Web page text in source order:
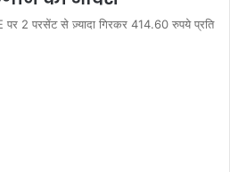
पर 2 परसेंट से ज़्यादा गिरकर 414.60 रुपये प्रति